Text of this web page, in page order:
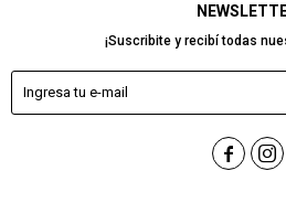
¡Suscribite y recibí todas
 